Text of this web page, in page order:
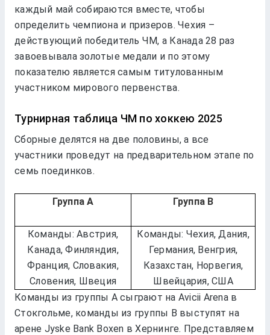
каждый май собираются вместе, чтобы
определить чемпиона и призеров. Чехия –
действующий победитель ЧМ, а Канада 28 раз
завоевывала золотые медали и по этому
показателю является самым титулованным
участником мирового первенства.
Турнирная таблица ЧМ по хоккею 2025
Сборные делятся на две половины, а все
участники проведут на предварительном этапе по
семь поединков.
Группа А Группа B
Команды: Австрия,
Канада, Финляндия,
Франция, Словакия,
Словения, Швеция
Команды: Чехия, Дания,
Германия, Венгрия,
Казахстан, Норвегия,
Швейцария, США
Команды из группы А сыграют на Avicii Arena в
Стокгольме, команды из группы B выступят на
арене Jyske Bank Boxen в Хернинге. Представляем